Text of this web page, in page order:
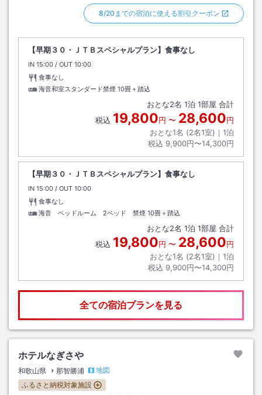
8/20までの宿泊に使える割引クーポン
【早期３０・ＪＴＢスペシャルプラン】食事なし
IN チェックイン
15:00 / OUT チェックアウト
10:00
食事なし
海音和室スタンダード禁煙 10畳＋踏込
おとな2名 1泊 1部屋 合計
税込 19,800円 〜 28,600円
おとな1名 (2名1室)｜ 1泊
税込 9,900円〜14,300円
【早期３０・ＪＴＢスペシャルプラン】食事なし
IN チェックイン
15:00 / OUT チェックアウト
10:00
食事なし
海音 ベッドルーム 2ベッド 禁煙 10畳＋踏込
おとな2名 1泊 1部屋 合計
税込 19,800円 〜 28,600円
おとな1名 (2名1室)｜ 1泊
税込 9,900円〜14,300円
全ての宿泊プランを見る
ホテルなぎさや
和歌山県 那智勝浦
地図
ふるさと納税対象施設